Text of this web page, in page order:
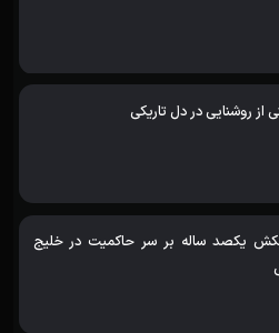
از روشنایی در دل تاریکی
یکصد ساله بر سر حاکمیت در خلیج